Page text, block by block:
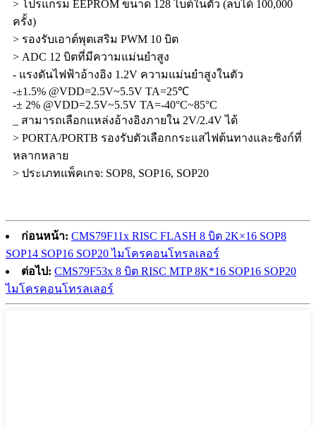
> โปรแกรม EEPROM ขนาด 128 ไบต์ในตัว (ลบได้ 100,000
ครั้ง)
> รองรับเอาต์พุตเสริม PWM 10 บิต
> ADC 12 บิตที่มีความแม่นยำสูง
- แรงดันไฟฟ้าอ้างอิง 1.2V ความแม่นยำสูงในตัว
-±1.5% @VDD=2.5V~5.5V TA=25℃
-± 2% @VDD=2.5V~5.5V TA=-40°C~85°C
_ สามารถเลือกแหล่งอ้างอิงภายใน 2V/2.4V ได้
> PORTA/PORTB รองรับตัวเลือกกระแสไฟต้นทางและซิงก์ที่
หลากหลาย
> ประเภทแพ็คเกจ: SOP8, SOP16, SOP20
ก่อนหน้า: CMS79F11x RISC FLASH 8 บิต 2K×16 SOP8
SOP14 SOP16 SOP20 ไมโครคอนโทรลเลอร์
ต่อไป: CMS79F53x 8 บิต RISC MTP 8K*16 SOP16 SOP20
ไมโครคอนโทรลเลอร์